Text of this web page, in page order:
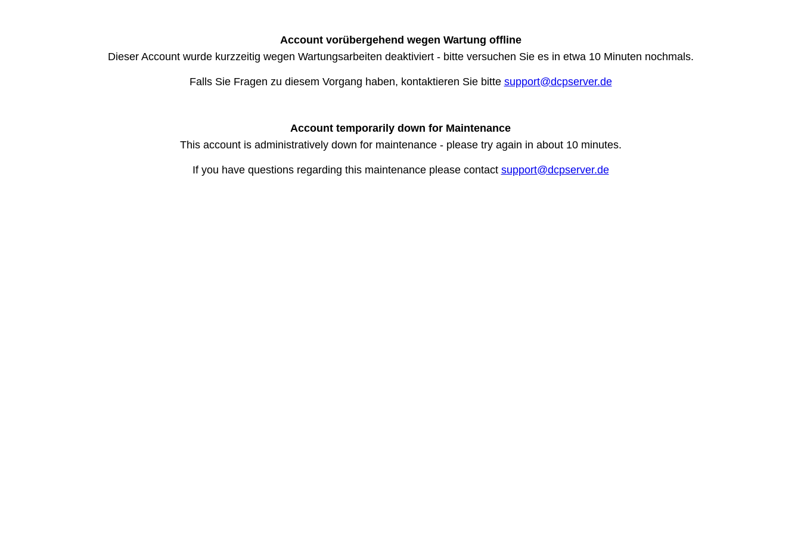
Account vorübergehend wegen Wartung offline
Dieser Account wurde kurzzeitig wegen Wartungsarbeiten deaktiviert - bitte versuchen Sie es in etwa 10 Minuten nochmals.
Falls Sie Fragen zu diesem Vorgang haben, kontaktieren Sie bitte support@dcpserver.de
Account temporarily down for Maintenance
This account is administratively down for maintenance - please try again in about 10 minutes.
If you have questions regarding this maintenance please contact support@dcpserver.de